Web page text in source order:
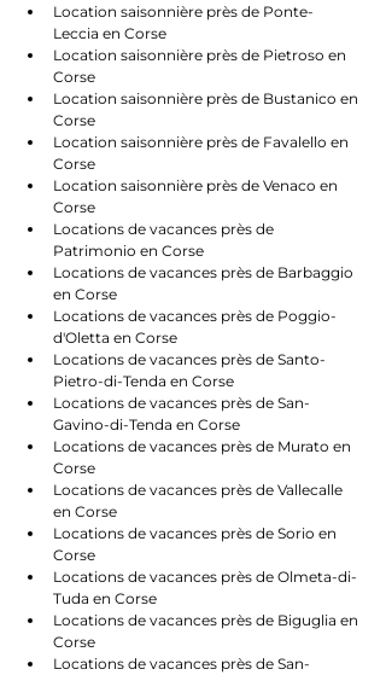
Location saisonnière près de Ponte-
Leccia en Corse
Location saisonnière près de Pietroso en
Corse
Location saisonnière près de Bustanico en
Corse
Location saisonnière près de Favalello en
Corse
Location saisonnière près de Venaco en
Corse
Locations de vacances près de
Patrimonio en Corse
Locations de vacances près de Barbaggio
en Corse
Locations de vacances près de Poggio-
d'Oletta en Corse
Locations de vacances près de Santo-
Pietro-di-Tenda en Corse
Locations de vacances près de San-
Gavino-di-Tenda en Corse
Locations de vacances près de Murato en
Corse
Locations de vacances près de Vallecalle
en Corse
Locations de vacances près de Sorio en
Corse
Locations de vacances près de Olmeta-di-
Tuda en Corse
Locations de vacances près de Biguglia en
Corse
Locations de vacances près de San-